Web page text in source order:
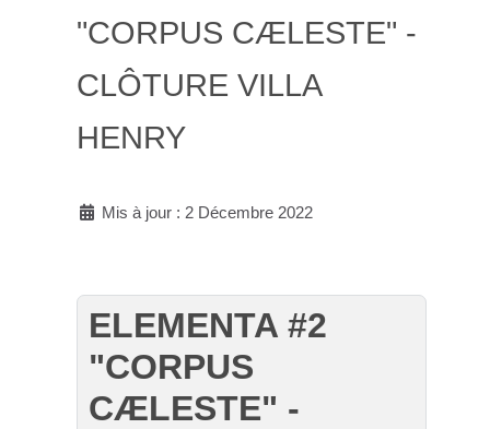
"CORPUS CÆLESTE" -
CLÔTURE VILLA
HENRY
Mis à jour : 2 Décembre 2022
ELEMENTA #2
"CORPUS
CÆLESTE" -